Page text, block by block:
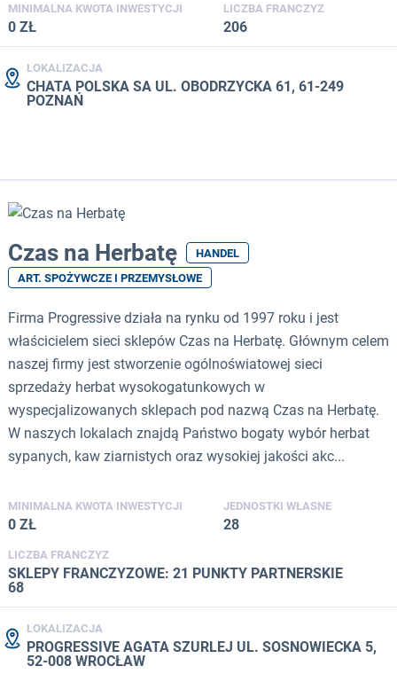
MINIMALNA KWOTA INWESTYCJI
0 ZŁ
LICZBA FRANCZYZ
206
LOKALIZACJA
CHATA POLSKA SA UL. OBODRZYCKA 61, 61-249
POZNAŃ
Czas na Herbatę
HANDEL
ART. SPOŻYWCZE I PRZEMYSŁOWE
Firma Progressive działa na rynku od 1997 roku i jest
właścicielem sieci sklepów Czas na Herbatę. Głównym celem
naszej firmy jest stworzenie ogólnoświatowej sieci
sprzedaży herbat wysokogatunkowych w
wyspecjalizowanych sklepach pod nazwą Czas na Herbatę.
W naszych lokalach znajdą Państwo bogaty wybór herbat
sypanych, kaw ziarnistych oraz wysokiej jakości akc...
MINIMALNA KWOTA INWESTYCJI
0 ZŁ
JEDNOSTKI WŁASNE
28
LICZBA FRANCZYZ
SKLEPY FRANCZYZOWE: 21 PUNKTY PARTNERSKIE
68
LOKALIZACJA
PROGRESSIVE AGATA SZURLEJ UL. SOSNOWIECKA 5,
52-008 WROCŁAW